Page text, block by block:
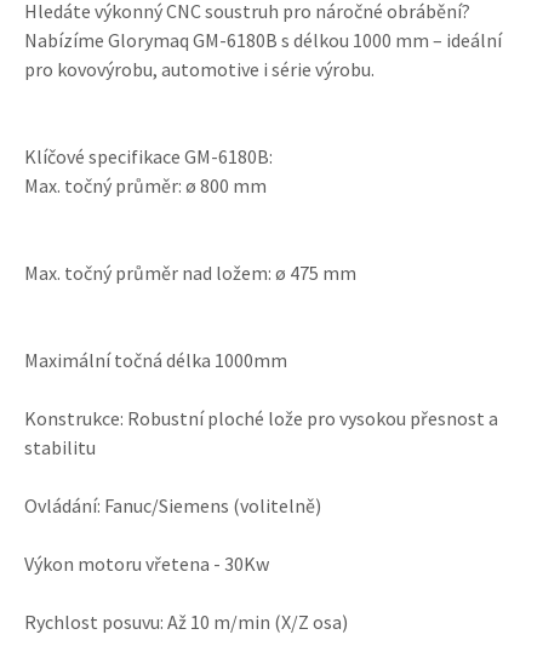
Hledáte výkonný CNC soustruh pro náročné obrábění?
Nabízíme Glorymaq GM-6180B s délkou 1000 mm – ideální
pro kovovýrobu, automotive i série výrobu.
Klíčové specifikace GM-6180B:
Max. točný průměr: ø 800 mm
Max. točný průměr nad ložem: ø 475 mm
Maximální točná délka 1000mm
Konstrukce: Robustní ploché lože pro vysokou přesnost a
stabilitu
Ovládání: Fanuc/Siemens (volitelně)
Výkon motoru vřetena - 30Kw
Rychlost posuvu: Až 10 m/min (X/Z osa)